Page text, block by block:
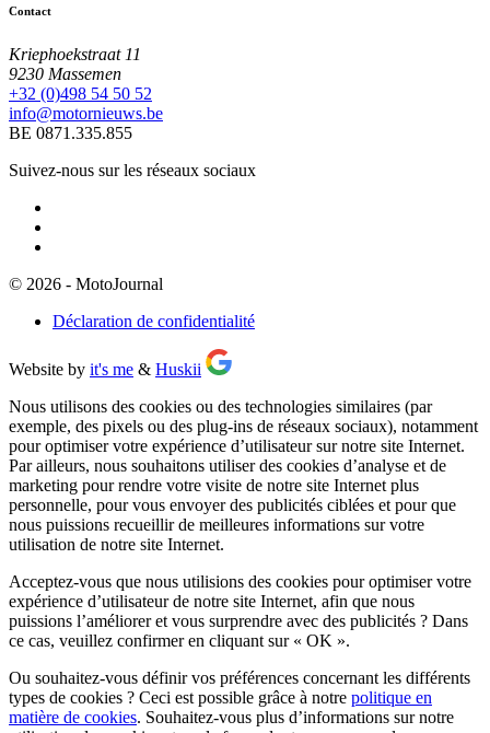
Contact
Kriephoekstraat 11
9230 Massemen
+32 (0)498 54 50 52
info@motornieuws.be
BE 0871.335.855
Suivez-nous sur les réseaux sociaux
© 2026 - MotoJournal
Déclaration de confidentialité
Website by it's me & Huskii
Nous utilisons des cookies ou des technologies similaires (par
exemple, des pixels ou des plug-ins de réseaux sociaux), notamment
pour optimiser votre expérience d’utilisateur sur notre site Internet.
Par ailleurs, nous souhaitons utiliser des cookies d’analyse et de
marketing pour rendre votre visite de notre site Internet plus
personnelle, pour vous envoyer des publicités ciblées et pour que
nous puissions recueillir de meilleures informations sur votre
utilisation de notre site Internet.
Acceptez-vous que nous utilisions des cookies pour optimiser votre
expérience d’utilisateur de notre site Internet, afin que nous
puissions l’améliorer et vous surprendre avec des publicités ? Dans
ce cas, veuillez confirmer en cliquant sur « OK ».
Ou souhaitez-vous définir vos préférences concernant les différents
types de cookies ? Ceci est possible grâce à notre politique en
matière de cookies. Souhaitez-vous plus d’informations sur notre